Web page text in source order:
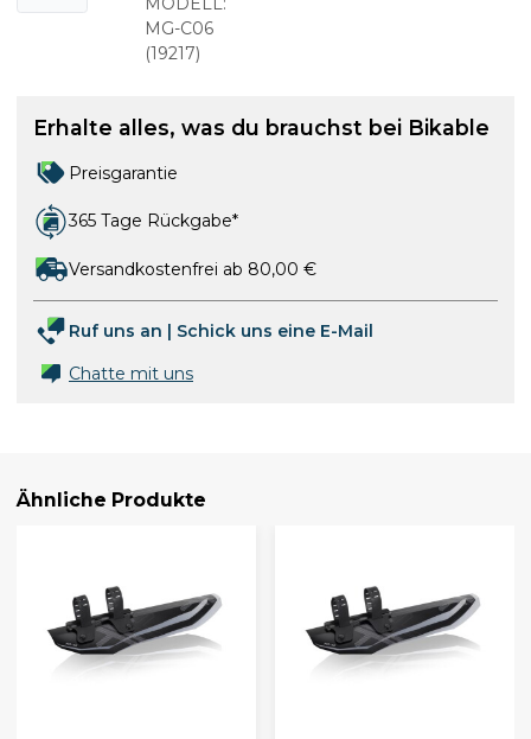
tflügel
MG-C06
(19217)
Erhalte alles, was du brauchst bei Bikable
Preisgarantie
365 Tage Rückgabe*
Versandkostenfrei ab 80,00 €
Ruf uns an | Schick uns eine E-Mail
Chatte mit uns
Ähnliche Produkte